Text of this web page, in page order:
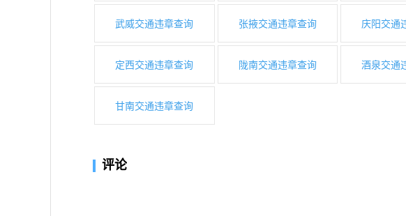
武威交通违章查询 张掖交通违章查询 庆阳交通
定西交通违章查询 陇南交通违章查询 酒泉交通
甘南交通违章查询
评论